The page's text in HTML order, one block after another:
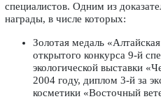
специалистов. Одним из
награды, в числе которых:
Золотая медаль
открытого конкурса 9-й
экологической выставки
2004 году, диплом 3-й за
косметики «Восточный